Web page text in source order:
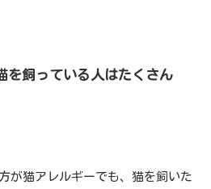
を飼っている人はたくさん
が猫アレルギーでも、猫を飼いた